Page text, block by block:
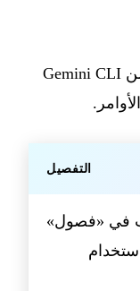
— تتوفر النسخة v0.38.0 من Gemini CLI
التفصيل
في «فصول»